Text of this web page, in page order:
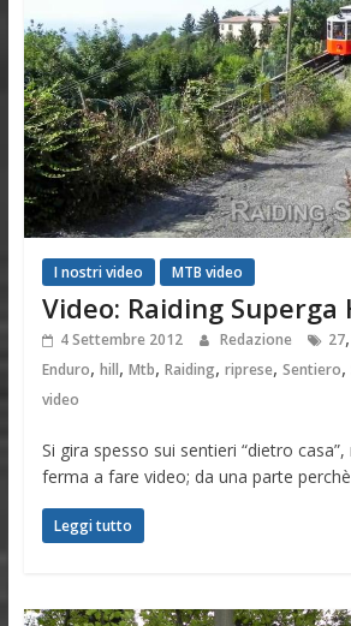
I nostri video MTB video
Video: Raiding Superga
4 Settembre 2012 Redazione 27,
Enduro, hill, Mtb, Raiding, riprese, Sentiero,
video
Si gira spesso sui sentieri “dietro
ferma a fare video; da una parte
Leggi tutto